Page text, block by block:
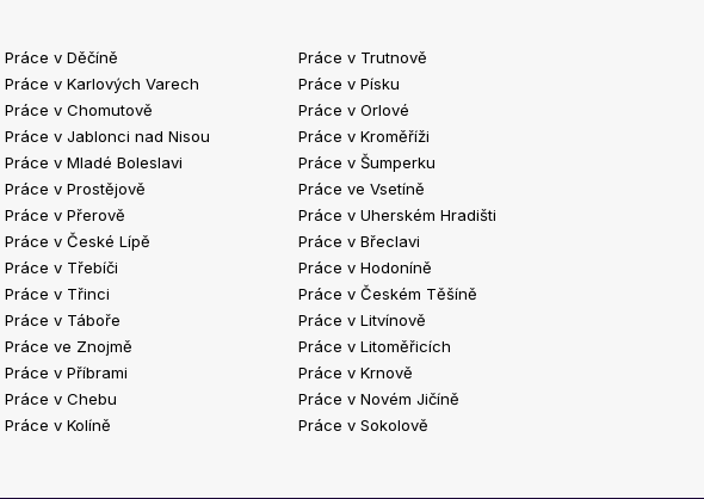
Práce v Děčíně
Práce v Karlových Varech
Práce v Chomutově
Práce v Jablonci nad Nisou
Práce v Mladé Boleslavi
Práce v Prostějově
Práce v Přerově
Práce v České Lípě
Práce v Třebíči
Práce v Třinci
Práce v Táboře
Práce ve Znojmě
Práce v Příbrami
Práce v Chebu
Práce v Kolíně
Práce v Trutnově
Práce v Písku
Práce v Orlové
Práce v Kroměříži
Práce v Šumperku
Práce ve Vsetíně
Práce v Uherském Hradišti
Práce v Břeclavi
Práce v Hodoníně
Práce v Českém Těšíně
Práce v Litvínově
Práce v Litoměřicích
Práce v Krnově
Práce v Novém Jičíně
Práce v Sokolově